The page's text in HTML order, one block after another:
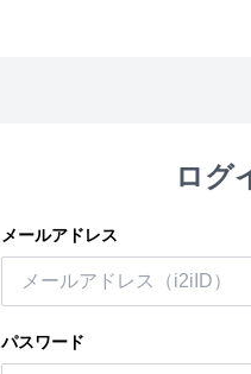
ログ
メールアドレス
パスワード